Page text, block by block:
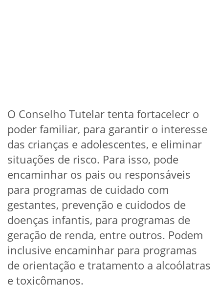
O Conselho Tutelar tenta fortacelecr o
poder familiar, para garantir o interesse
das crianças e adolescentes, e eliminar
situações de risco. Para isso, pode
encaminhar os pais ou responsáveis
para programas de cuidado com
gestantes, prevenção e cuidodos de
doenças infantis, para programas de
geração de renda, entre outros. Podem
inclusive encaminhar para programas
de orientação e tratamento a alcoólatras
e toxicômanos.